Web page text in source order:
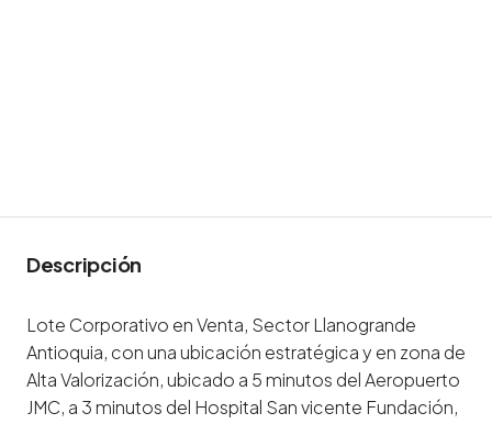
Descripción
Lote Corporativo en Venta, Sector Llanogrande
Antioquia, con una ubicación estratégica y en zona de
Alta Valorización, ubicado a 5 minutos del Aeropuerto
JMC, a 3 minutos del Hospital San vicente Fundación,